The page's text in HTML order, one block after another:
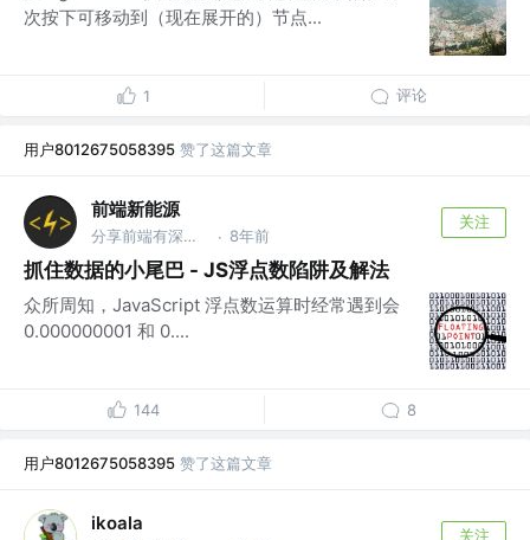
次按下可移动到（现在展开的）节点...
1 评论
用户8012675058395 赞了这篇文章
前端新能源
分享前端有深度的新思想和新方法， · 8年前
关注
抓住数据的小尾巴 - JS浮点数陷阱及解法
众所周知，JavaScript 浮点数运算时经常遇到会
0.000000001 和 0....
144 8
用户8012675058395 赞了这篇文章
ikoala
关注